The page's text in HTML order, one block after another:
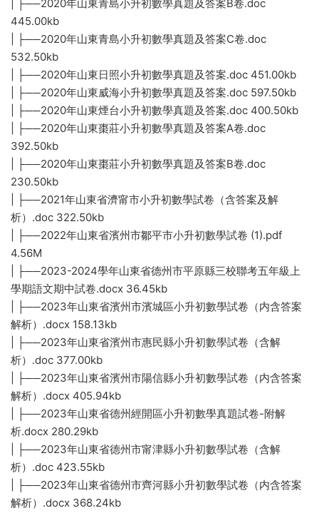
| ├──2020年山東青島小升初數學真題及答案B卷.doc
445.00kb
| ├──2020年山東青島小升初數學真題及答案C卷.doc
532.50kb
| ├──2020年山東日照小升初數學真題及答案.doc 451.00kb
| ├──2020年山東威海小升初數學真題及答案.doc 597.50kb
| ├──2020年山東煙台小升初數學真題及答案.doc 400.50kb
| ├──2020年山東棗莊小升初數學真題及答案A卷.doc
392.50kb
| ├──2020年山東棗莊小升初數學真題及答案B卷.doc
230.50kb
| ├──2021年山東省濟甯市小升初數學試卷（含答案及解
析）.doc 322.50kb
| ├──2022年山東省濱州市鄒平市小升初數學試卷 (1).pdf
4.56M
| ├──2023-2024學年山東省德州市平原縣三校聯考五年級上
學期語文期中試卷.docx 36.45kb
| ├──2023年山東省濱州市濱城區小升初數學試卷（内含答案
解析）.docx 158.13kb
| ├──2023年山東省濱州市惠民縣小升初數學試卷（含解
析）.doc 377.00kb
| ├──2023年山東省濱州市陽信縣小升初數學試卷（内含答案
解析）.docx 405.94kb
| ├──2023年山東省德州經開區小升初數學真題試卷-附解
析.docx 280.29kb
| ├──2023年山東省德州市甯津縣小升初數學試卷（含解
析）.doc 423.55kb
| ├──2023年山東省德州市齊河縣小升初數學試卷（内含答案
解析）.docx 368.24kb